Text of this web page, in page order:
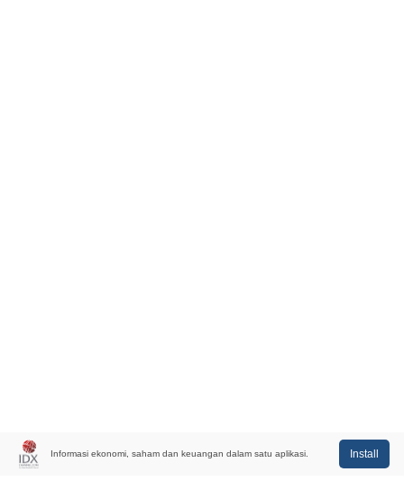
Informasi ekonomi, saham dan keuangan dalam satu aplikasi. Install